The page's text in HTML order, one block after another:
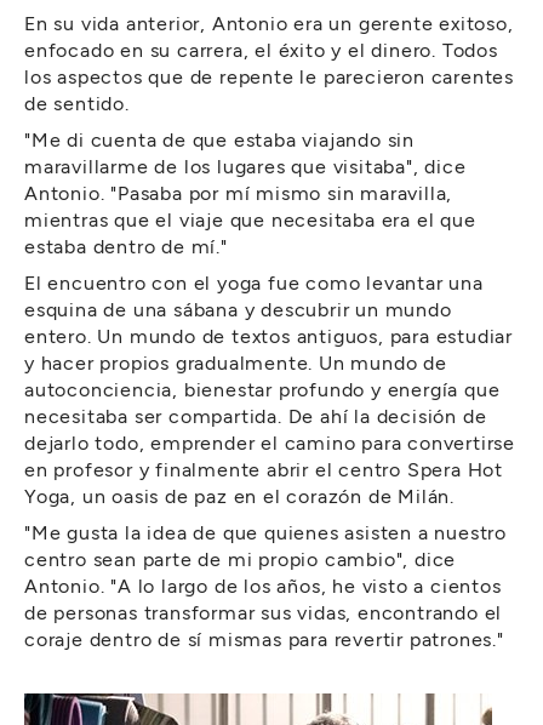
En su vida anterior, Antonio era un gerente exitoso,
enfocado en su carrera, el éxito y el dinero. Todos
los aspectos que de repente le parecieron carentes
de sentido.
"Me di cuenta de que estaba viajando sin
maravillarme de los lugares que visitaba", dice
Antonio. "Pasaba por mí mismo sin maravilla,
mientras que el viaje que necesitaba era el que
estaba dentro de mí."
El encuentro con el yoga fue como levantar una
esquina de una sábana y descubrir un mundo
entero. Un mundo de textos antiguos, para estudiar
y hacer propios gradualmente. Un mundo de
autoconciencia, bienestar profundo y energía que
necesitaba ser compartida. De ahí la decisión de
dejarlo todo, emprender el camino para convertirse
en profesor y finalmente abrir el centro Spera Hot
Yoga, un oasis de paz en el corazón de Milán.
"Me gusta la idea de que quienes asisten a nuestro
centro sean parte de mi propio cambio", dice
Antonio. "A lo largo de los años, he visto a cientos
de personas transformar sus vidas, encontrando el
coraje dentro de sí mismas para revertir patrones."